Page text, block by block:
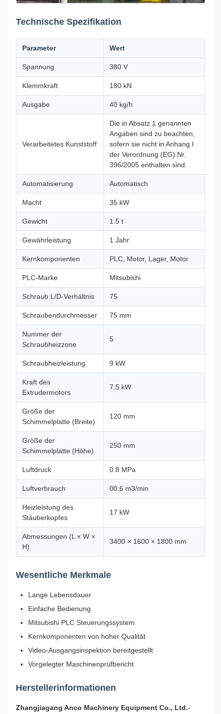
Technische Spezifikation
Parameter Wert
Spannung 380 V
Klemmkraft 180 kN
Ausgabe 40 kg/h
Verarbeitetes Kunststoff
Die in Absatz 1 genannten
Angaben sind zu beachten,
sofern sie nicht in Anhang I
der Verordnung (EG) Nr.
396/2005 enthalten sind.
Automatisierung Automatisch
Macht 35 kW
Gewicht 1.5 t
Gewährleistung 1 Jahr
Kernkomponenten PLC, Motor, Lager, Motor
PLC-Marke Mitsubishi
Schraub L/D-Verhältnis 75
Schraubendurchmesser 75 mm
Nummer der
Schraubheizzone
5
Schraubheizleistung 9 kW
Kraft des
Extrudermotors
7.5 kW
Größe der
Schimmelplatte (Breite)
120 mm
Größe der
Schimmelplatte (Höhe)
250 mm
Luftdruck 0.8 MPa
Luftverbrauch 00,6 m3/min
Heizleistung des
Stäuberkopfes
17 kW
Abmessungen (L × W ×
H)
3400 × 1600 × 1800 mm
Wesentliche Merkmale
Lange Lebensdauer
Einfache Bedienung
Mitsubishi PLC Steuerungssystem
Kernkomponenten von hoher Qualität
Video-Ausgangsinspektion bereitgestellt
Vorgelegter Maschinenprüfbericht
Herstellerinformationen
Zhangjiagang Anco Machinery Equipment Co., Ltd.-